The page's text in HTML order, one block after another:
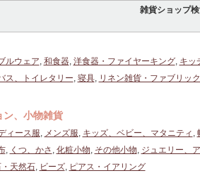
雑貨ショップ
ルウェア, 和食器, 洋食器・ファイヤーキング, キッ
ス、トイレタリー, 寝具, リネン雑貨・ファブリック
ン、小物雑貨
ィース服, メンズ服, キッズ、ベビー、マタニティ ,
, くつ、かさ , 化粧小物, その他小物, ジュエリー、
天然石, ビーズ, ピアス・イアリング